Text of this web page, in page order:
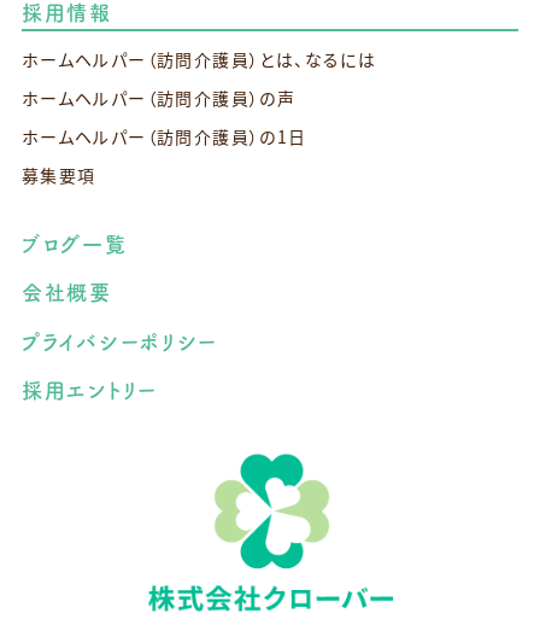
採用情報
ホームヘルパー（訪問介護員）とは、なるには
ホームヘルパー（訪問介護員）の声
ホームヘルパー（訪問介護員）の1日
募集要項
ブログ一覧
会社概要
プライバシーポリシー
採用エントリー